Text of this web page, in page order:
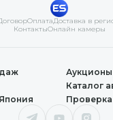
ОплатаДоставка в
КонтактыОнлайн камеры
Каталог